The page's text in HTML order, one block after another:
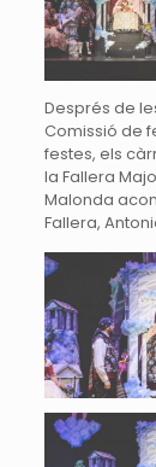
Després de
Comissió de
festes, els
la Fallera
Malonda
Fallera,